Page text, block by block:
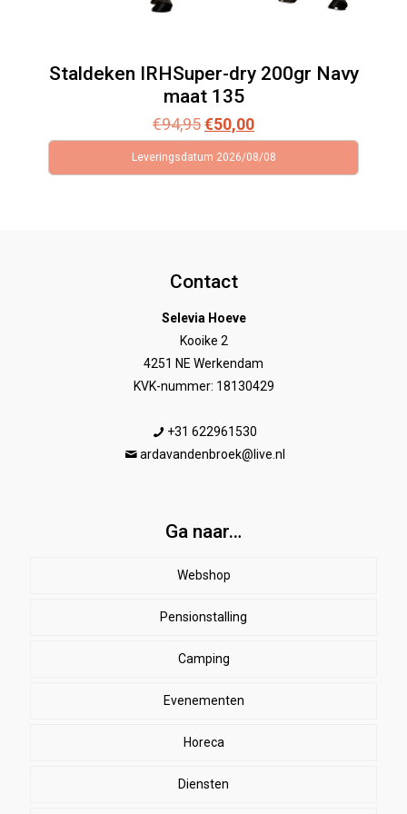
Staldeken IRHSuper-dry 200gr Navy
maat 135
€94,95Oorspronkelijke
prijs
€50,00Huidige
prijs
is:
Leveringsdatum 2026/08/08
Contact
Selevia Hoeve
Kooike 2
4251 NE Werkendam
KVK-nummer: 18130429
+31 622961530
ardavandenbroek@live.nl
Ga naar…
Webshop
Paard
Beenbeschermers
EHBO
Dekens
zweetdekens
Halsters & touwen
Ruiter
Herenkleding
Dames paardrijkleding
bodywarmers
Kinderen
Stal
SALE
Winkelmand
Pensionstalling
Camping
Evenementen
Horeca
Diensten